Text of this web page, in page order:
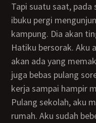
Tapi suatu saat, pada saat aku duduk di kelas 2 SMA,
ibuku pergi
kampung. Dia akan
Hatiku bersorak. Aku
akan ada yang
juga bebas pulang
kerja sampai hampir
Pulang sekolah, aku mengajak pacarku, Anton, ke
rumah. Aku sudah